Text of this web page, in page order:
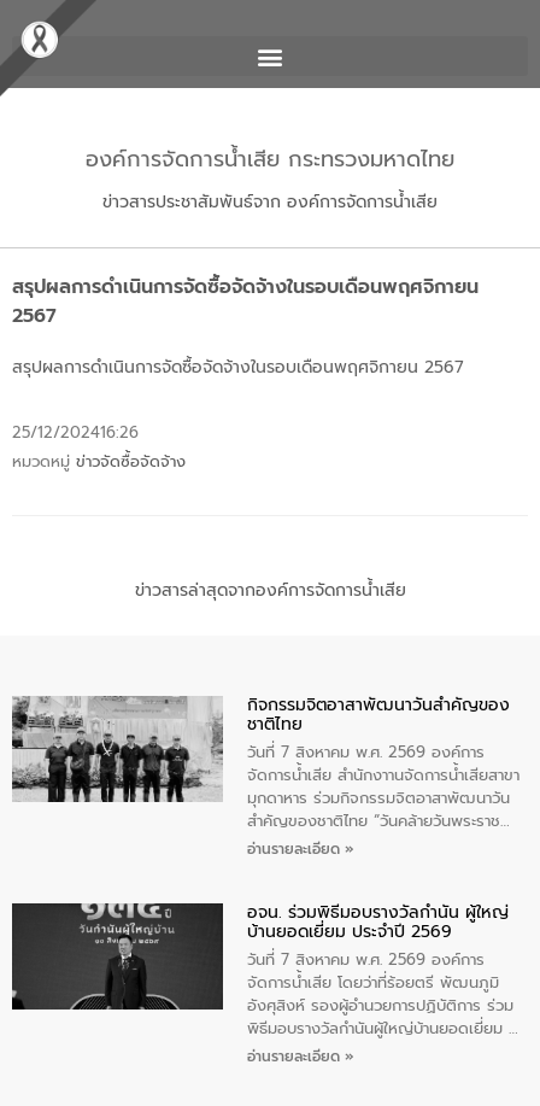
องค์การจัดการน้ำเสีย กระทรวงมหาดไทย
ข่าวสารประชาสัมพันธ์จาก องค์การจัดการน้ำเสีย
สรุปผลการดำเนินการจัดซื้อจัดจ้างในรอบเดือนพฤศจิกายน
2567
สรุปผลการดำเนินการจัดซื้อจัดจ้างในรอบเดือนพฤศจิกายน 2567
25/12/202416:26
หมวดหมู่ ข่าวจัดซื้อจัดจ้าง
ข่าวสารล่าสุดจากองค์การจัดการน้ำเสีย
กิจกรรมจิตอาสาพัฒนาวันสําคัญของ
ชาติไทย
วันที่ 7 สิงหาคม พ.ศ. 2569 องค์การ
จัดการน้ำเสีย สำนักงาานจัดการน้ำเสียสาขา
มุกดาหาร ร่วมกิจกรรมจิตอาสาพัฒนาวัน
สําคัญของชาติไทย “วันคล้ายวันพระราช
สมภพ สมเด็จพระนางเจ้าสิริกิติ์พระบรม
ทิพย์คำ รองผู้ว่าราชการจังหวัดมุกดาหาร
เป็นประธานในพิธี ณ เรือนจําชั่วคราวนาโสก
ตําบลนาโสก อําเภอเมืองมุกดาหาร จังหวัด
มุกดาหาร โดยในกิจกรรมได้ร่วมปลูกป่า และ
ทําความสะอาดภายในบริเวณ จัดกิจกรรม
เพื่อถวายเป็นพระราชกุศล สมเด็จพระนาง
เจ้าสิริกิติ์พระบรมราชินีนาถ พระบรมราช
อ่านรายละเอียด »
อจน. ร่วมพิธีมอบรางวัลกำนัน ผู้ใหญ่
บ้านยอดเยี่ยม ประจำปี 2569
วันที่ 7 สิงหาคม พ.ศ. 2569 องค์การ
จัดการน้ำเสีย โดยว่าที่ร้อยตรี พัฒนภูมิ
อังศุสิงห์ รองผู้อำนวยการปฏิบัติการ ร่วม
พิธีมอบรางวัลกำนันผู้ใหญ่บ้านยอดเยี่ยม ณ
ทำเนียบรัฐบาล โดยมีนายอนุทิน ชาญวีรกูล
อ่านรายละเอียด »